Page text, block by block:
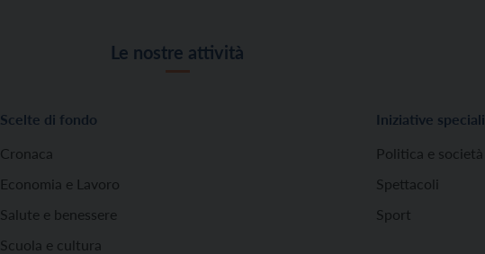
Le nostre attività
Scelte di fondo
Cronaca
Economia e Lavoro
Salute e benessere
Scuola e cultura
Iniziative speciali
Politica e società
Spettacoli
Sport